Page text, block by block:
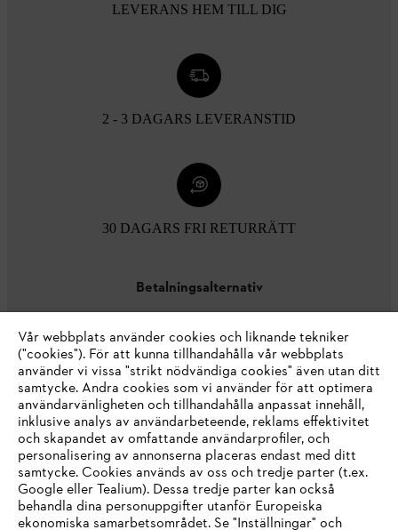
LEVERANS HEM TILL DIG
2 - 3 DAGARS LEVERANSTID
30 DAGARS FRI RETURRÄTT
Betalningsalternativ
Företaget
STIHL FAQ
Vår webbplats använder cookies och liknande tekniker
("cookies"). För att kunna tillhandahålla vår webbplats
använder vi vissa "strikt nödvändiga cookies" även utan ditt
samtycke. Andra cookies som vi använder för att optimera
användarvänligheten och tillhandahålla anpassat innehåll,
inklusive analys av användarbeteende, reklams effektivitet
och skapandet av omfattande användarprofiler, och
personalisering av annonserna placeras endast med ditt
samtycke. Cookies används av oss och tredje parter (t.ex.
Google eller Tealium). Dessa tredje parter kan också
behandla dina personuppgifter utanför Europeiska
ekonomiska samarbetsområdet. Se "Inställningar" och